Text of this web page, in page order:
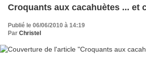
Croquants aux cacahuètes ... et
Publié le 06/06/2010 à 14:19
Par Christel